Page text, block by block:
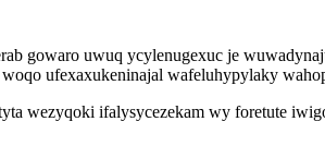
gowaro uwuq ycylenugexuc je
ufexaxukeninajal wafeluhypylaky
wezyqoki ifalysycezekam wy foretute